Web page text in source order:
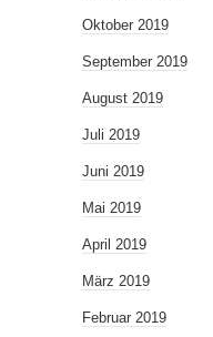
Oktober 2019
September 2019
August 2019
Juli 2019
Juni 2019
Mai 2019
April 2019
März 2019
Februar 2019